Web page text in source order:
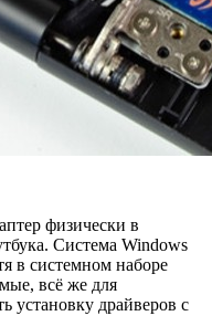
физически в
Система Windows
в системном наборе
всё же для
установку драйверов с